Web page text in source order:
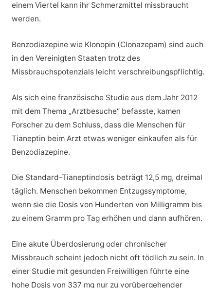
einem Viertel kann ihr Schmerzmittel missbraucht
werden.
Benzodiazepine wie Klonopin (Clonazepam) sind auch
in den Vereinigten Staaten trotz des
Missbrauchspotenzials leicht verschreibungspflichtig.
Als sich eine französische Studie aus dem Jahr 2012
mit dem Thema „Arztbesuche“ befasste, kamen
Forscher zu dem Schluss, dass die Menschen für
Tianeptin beim Arzt etwas weniger einkaufen als für
Benzodiazepine.
Die Standard-Tianeptindosis beträgt 12,5 mg, dreimal
täglich. Menschen bekommen Entzugssymptome,
wenn sie die Dosis von Hunderten von Milligramm bis
zu einem Gramm pro Tag erhöhen und dann aufhören.
Eine akute Überdosierung oder chronischer
Missbrauch scheint jedoch nicht oft tödlich zu sein. In
einer Studie mit gesunden Freiwilligen führte eine
hohe Dosis von 337 mg nur zu vorübergehender